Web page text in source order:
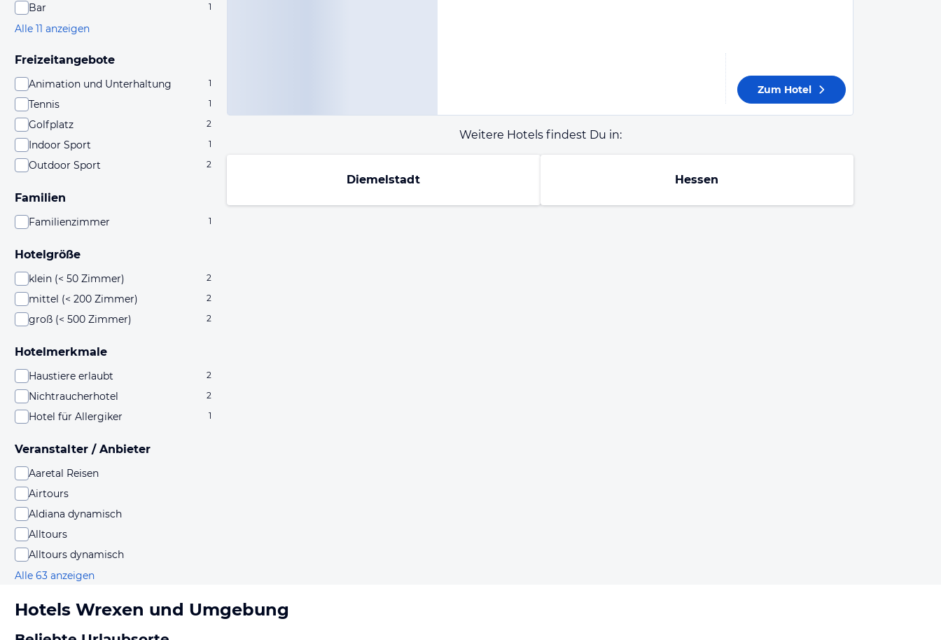
Bar 1
Alle 11 anzeigen
Freizeitangebote
Animation und Unterhaltung 1
Tennis 1
Golfplatz 2
Indoor Sport 1
Outdoor Sport 2
Familien
Familienzimmer 1
Hotelgröße
klein (< 50 Zimmer) 2
mittel (< 200 Zimmer) 2
groß (< 500 Zimmer) 2
Hotelmerkmale
Haustiere erlaubt 2
Nichtraucherhotel 2
Hotel für Allergiker 1
Veranstalter / Anbieter
Aaretal Reisen
Airtours
Aldiana dynamisch
Alltours
Alltours dynamisch
Alle 63 anzeigen
Zum Hotel
Weitere Hotels findest Du in:
Diemelstadt Hessen
Hotels Wrexen und Umgebung